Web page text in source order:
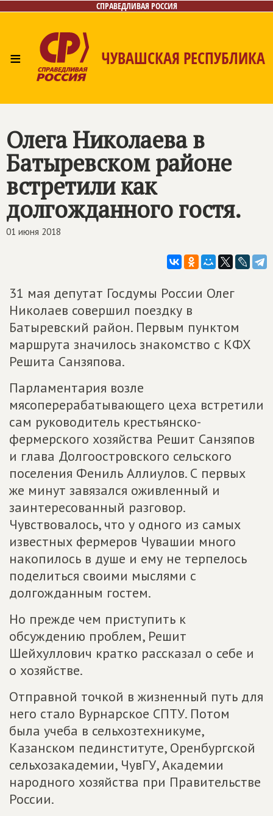
СПРАВЕДЛИВАЯ РОССИЯ
≡ ЧУВАШСКАЯ РЕСПУБЛИКА
Олега Николаева в
Батыревском районе
встретили как
долгожданного гостя.
01 июня 2018
31 мая депутат Госдумы России Олег
Николаев совершил поездку в
Батыревский район. Первым пунктом
маршрута значилось знакомство с КФХ
Решита Санзяпова.
Парламентария возле
мясоперерабатывающего цеха встретили
сам руководитель крестьянско-
фермерского хозяйства Решит Санзяпов
и глава Долгоостровского сельского
поселения Фениль Аллиулов. С первых
же минут завязался оживленный и
заинтересованный разговор.
Чувствовалось, что у одного из самых
известных фермеров Чувашии много
накопилось в душе и ему не терпелось
поделиться своими мыслями с
долгожданным гостем.
Но прежде чем приступить к
обсуждению проблем, Решит
Шейхуллович кратко рассказал о себе и
о хозяйстве.
Отправной точкой в жизненный путь для
него стало Вурнарское СПТУ. Потом
была учеба в сельхозтехникуме,
Казанском пединституте, Оренбургской
сельхозакадемии, ЧувГУ, Академии
народного хозяйства при Правительстве
России.